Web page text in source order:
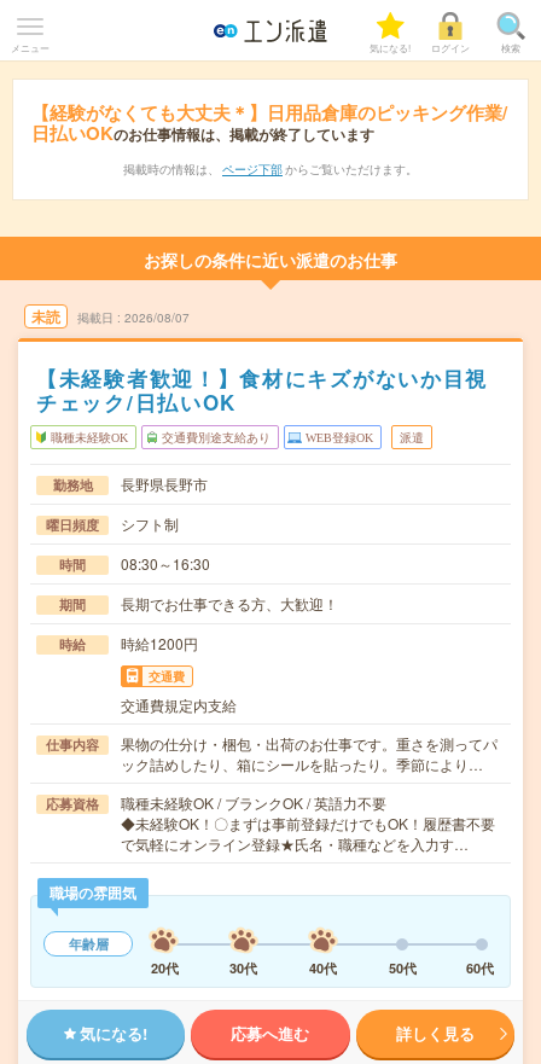
メニュー 気になる! ログイン 検索
【経験がなくても大丈夫＊】日用品倉庫のピッキング作業/
日払いOKのお仕事情報は、掲載が終了しています
掲載時の情報は、 ページ下部 からご覧いただけます。
お探しの条件に近い派遣のお仕事
未読 掲載日 2026/08/07
【未経験者歓迎！】食材にキズがないか目視
チェック/日払いOK
職種未経験OK 交通費別途支給あり WEB登録OK 派遣
勤務地 長野県長野市
曜日頻度 シフト制
時間 08:30～16:30
期間 長期でお仕事できる方、大歓迎！
時給 時給1200円
交通費
交通費規定内支給
仕事内容
果物の仕分け・梱包・出荷のお仕事です。重さを測ってパ
ック詰めしたり、箱にシールを貼ったり。季節により…
応募資格
職種未経験OK / ブランクOK / 英語力不要
◆未経験OK！〇まずは事前登録だけでもOK！履歴書不要
で気軽にオンライン登録★氏名・職種などを入力す…
職場の雰囲気
年齢層
20代
30代 40代 50代 60代
気になる! 応募へ進む 詳しく見る